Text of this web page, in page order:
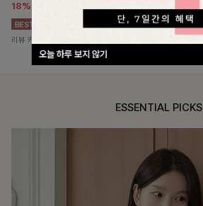
오늘 하루 보지 않기
18%
리뷰 카운트 영역
ESSENTIAL PICKS